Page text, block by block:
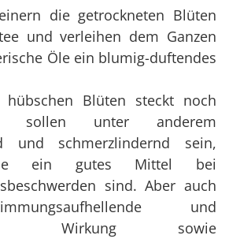
die getrockneten Blüten
und verleihen dem Ganzen
Öle ein blumig-duftendes
Blüten steckt noch
sollen unter anderem
und schmerzlindernd sein,
ein gutes Mittel bei
sind. Aber auch
und
Wirkung sowie